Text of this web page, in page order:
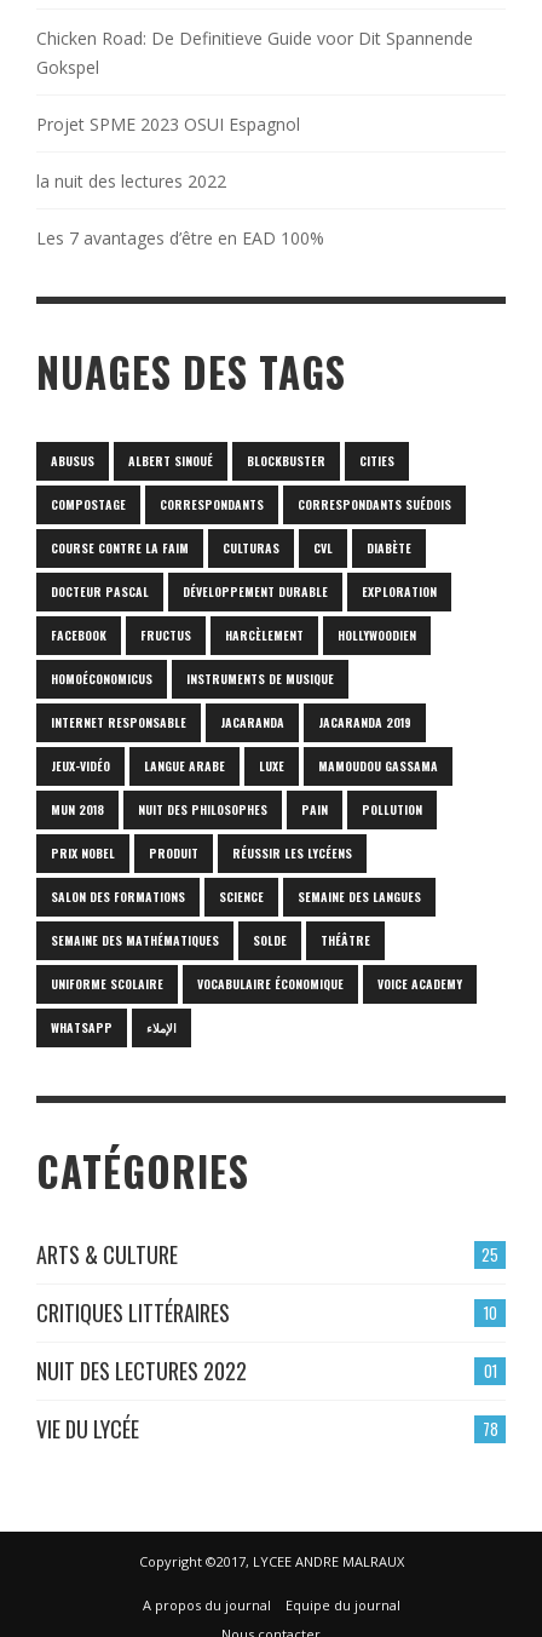
Chicken Road: De Definitieve Guide voor Dit Spannende
Gokspel
Projet SPME 2023 OSUI Espagnol
la nuit des lectures 2022
Les 7 avantages d’être en EAD 100%
NUAGES DES TAGS
ABUSUS ALBERT SINOUÉ BLOCKBUSTER CITIES
COMPOSTAGE CORRESPONDANTS CORRESPONDANTS SUÉDOIS
COURSE CONTRE LA FAIM CULTURAS CVL DIABÈTE
DOCTEUR PASCAL DÉVELOPPEMENT DURABLE EXPLORATION
FACEBOOK FRUCTUS HARCÈLEMENT HOLLYWOODIEN
HOMOÉCONOMICUS INSTRUMENTS DE MUSIQUE
INTERNET RESPONSABLE JACARANDA JACARANDA 2019
JEUX-VIDÉO LANGUE ARABE LUXE MAMOUDOU GASSAMA
MUN 2018 NUIT DES PHILOSOPHES PAIN POLLUTION
PRIX NOBEL PRODUIT RÉUSSIR LES LYCÉENS
SALON DES FORMATIONS SCIENCE SEMAINE DES LANGUES
SEMAINE DES MATHÉMATIQUES SOLDE THÉÂTRE
UNIFORME SCOLAIRE VOCABULAIRE ÉCONOMIQUE VOICE ACADEMY
WHATSAPP الإملاء
CATÉGORIES
25
ARTS & CULTURE
10
CRITIQUES LITTÉRAIRES
01
NUIT DES LECTURES 2022
78
VIE DU LYCÉE
Copyright ©2017, LYCEE ANDRE MALRAUX
A propos du journal
Equipe du journal